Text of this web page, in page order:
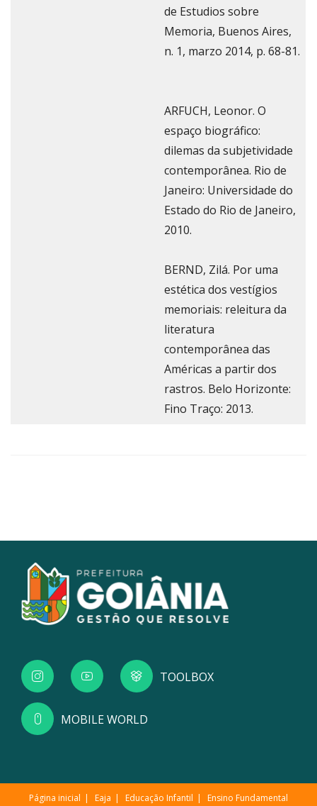
de Estudios sobre
Memoria, Buenos Aires,
n. 1, marzo 2014, p. 68-81.
ARFUCH, Leonor. O
espaço biográfico:
dilemas da subjetividade
contemporânea. Rio de
Janeiro: Universidade do
Estado do Rio de Janeiro,
2010.
BERND, Zilá. Por uma
estética dos vestígios
memoriais: releitura da
literatura
contemporânea das
Américas a partir dos
rastros. Belo Horizonte:
Fino Traço: 2013.
TOOLBOX
MOBILE WORLD
Página inicial Eaja Educação Infantil Ensino Fundamental